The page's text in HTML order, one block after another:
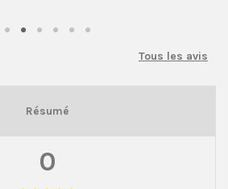
Tous les avis
Résumé
0